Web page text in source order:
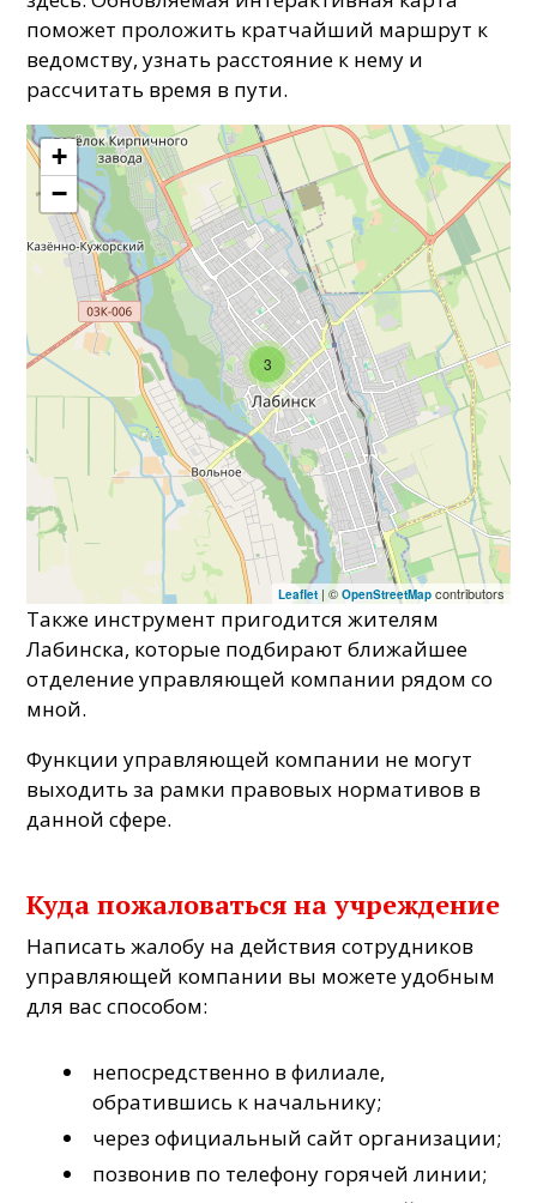
поможет проложить кратчайший маршрут к
ведомству, узнать расстояние к нему и
рассчитать время в пути.
3
+
−
Leaflet| © OpenStreetMapcontributors
Также инструмент пригодится жителям
Лабинска, которые подбирают ближайшее
отделение управляющей компании рядом со
мной.
Функции управляющей компании не могут
выходить за рамки правовых нормативов в
данной сфере.
Куда пожаловаться на учреждение
Написать жалобу на действия сотрудников
управляющей компании вы можете удобным
для вас способом:
непосредственно в филиале,
обратившись к начальнику;
через официальный сайт организации;
позвонив по телефону горячей линии;